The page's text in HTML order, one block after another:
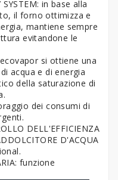
SYSTEM: in base alla
il forno ottimizza e
mantiene sempre
evitandone le
si ottiene una
acqua e di energia
della saturazione di
dei consumi di
DELL'EFFICIENZA
D'ACQUA
funzione